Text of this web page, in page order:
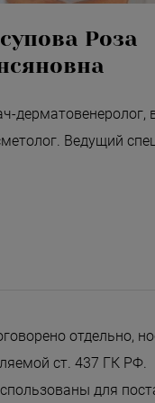
Роза
дерматовенеролог,
Ведущий
отдельно,
ст. 437 ГК РФ.
для